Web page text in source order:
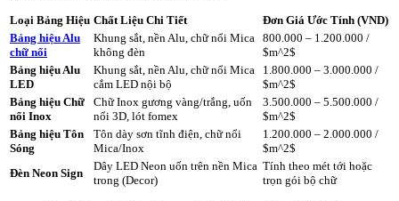
Loại Bảng Hiệu Chất Liệu Chi Tiết
Đơn Giá Ước Tính (VND)
Bảng hiệu Alu
chữ nổi
Khung sắt, nền Alu, chữ nổi Mica
không đèn
800.000 – 1.200.000 /
$m^2$
Bảng hiệu Alu
LED
Khung sắt, nền Alu, chữ nổi Mica
cắm LED nội bộ
1.800.000 – 3.000.000 /
$m^2$
Bảng hiệu Chữ
nổi Inox
Chữ Inox gương vàng/trắng, uốn
nổi 3D, lót fomex
3.500.000 – 5.500.000 /
$m^2$
Bảng hiệu Tôn
Sóng
Tôn dày sơn tĩnh điện, chữ nổi
Mica/Inox
1.200.000 – 2.000.000 /
$m^2$
Đèn Neon Sign
Dây LED Neon uốn trên nền Mica
trong (Decor)
Tính theo mét tới hoặc
trọn gói bộ chữ